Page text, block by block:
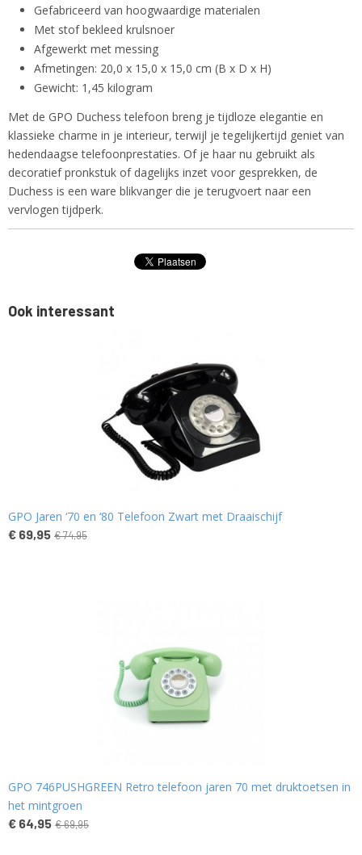
Gefabriceerd van hoogwaardige materialen
Met stof bekleed krulsnoer
Afgewerkt met messing
Afmetingen: 20,0 x 15,0 x 15,0 cm (B x D x H)
Gewicht: 1,45 kilogram
Met de GPO Duchess telefoon breng je tijdloze elegantie en
klassieke charme in je interieur, terwijl je tegelijkertijd geniet van
hedendaagse telefoonprestaties. Of je haar nu gebruikt als
decoratief pronkstuk of dagelijks inzet voor gesprekken, de
Duchess is een ware blikvanger die je terugvoert naar een
vervlogen tijdperk.
Ook interessant
GPO Jaren ‘70 en ‘80 Telefoon Zwart met Draaischijf
€ 69,95 € 74,95
GPO 746PUSHGREEN Retro telefoon jaren 70 met druktoetsen in
het mintgroen
€ 64,95 € 69,95